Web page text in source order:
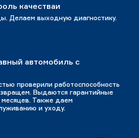
качестваи
Делаем выходную диагностику.
автомобиль с
проверили работоспособность
Выдаются гарантийные
Также даем
и уходу.